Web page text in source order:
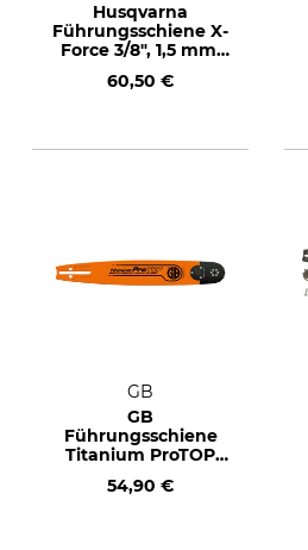
Husqvarna
Führungsschiene X-
Force 3/8", 1,5 mm,
60,50 €
GB
GB
Führungsschiene
Titanium ProTOP
54,90 €